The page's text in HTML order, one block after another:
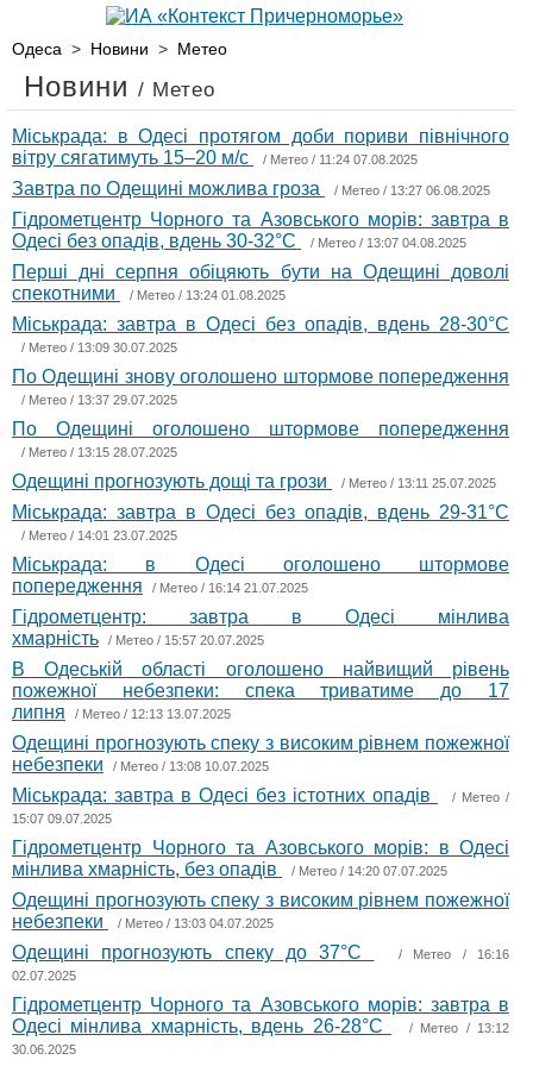
Одеса > Новини > Метео
Новини / Метео
Міськрада: в Одесі протягом доби пориви північного
вітру сягатимуть 15–20 м/с
/ Метео / 11:24 07.08.2025
Завтра по Одещині можлива гроза / Метео / 13:27 06.08.2025
Гідрометцентр Чорного та Азовського морів: завтра в
Одесі без опадів, вдень 30-32°С
/ Метео / 13:07 04.08.2025
Перші дні серпня обіцяють бути на Одещині доволі
спекотними
/ Метео / 13:24 01.08.2025
Міськрада: завтра в Одесі без опадів, вдень 28-30°С
/ Метео / 13:09 30.07.2025
По Одещині знову оголошено штормове попередження
/ Метео / 13:37 29.07.2025
По Одещині оголошено штормове попередження
/ Метео / 13:15 28.07.2025
Одещині прогнозують дощі та грози / Метео / 13:11 25.07.2025
Міськрада: завтра в Одесі без опадів, вдень 29-31°С
/ Метео / 14:01 23.07.2025
Міськрада: в Одесі оголошено штормове
попередження
/ Метео / 16:14 21.07.2025
Гідрометцентр: завтра в Одесі мінлива
хмарність
/ Метео / 15:57 20.07.2025
В Одеській області оголошено найвищий рівень
пожежної небезпеки: спека триватиме до 17
липня
/ Метео / 12:13 13.07.2025
Одещині прогнозують спеку з високим рівнем пожежної
небезпеки
/ Метео / 13:08 10.07.2025
Міськрада: завтра в Одесі без істотних опадів / Метео /
15:07 09.07.2025
Гідрометцентр Чорного та Азовського морів: в Одесі
мінлива хмарність, без опадів
/ Метео / 14:20 07.07.2025
Одещині прогнозують спеку з високим рівнем пожежної
небезпеки
/ Метео / 13:03 04.07.2025
Одещині прогнозують спеку до 37°С / Метео / 16:16
02.07.2025
Гідрометцентр Чорного та Азовського морів: завтра в
Одесі мінлива хмарність, вдень 26-28°С
/ Метео / 13:12
30.06.2025